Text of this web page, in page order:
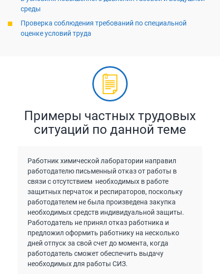
среды
Проверка соблюдения требований по специальной
оценке условий труда
Примеры частных трудовых
ситуаций по данной теме
Работник химической лаборатории направил
работодателю письменный отказ от работы в
связи с отсутствием необходимых в работе
защитных перчаток и респираторов, поскольку
работодателем не была произведена закупка
необходимых средств индивидуальной защиты.
Работодатель не принял отказ работника и
предложил оформить работнику на несколько
дней отпуск за свой счет до момента, когда
работодатель сможет обеспечить выдачу
необходимых для работы СИЗ.